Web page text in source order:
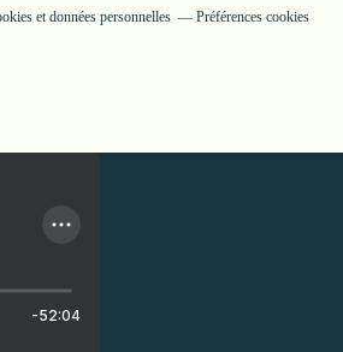
et données personnelles Préférences cookies
-52:04